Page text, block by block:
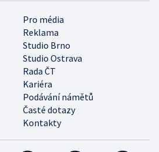
Pro média
Reklama
Studio Brno
Studio Ostrava
Rada ČT
Kariéra
Podávání námětů
Časté dotazy
Kontakty